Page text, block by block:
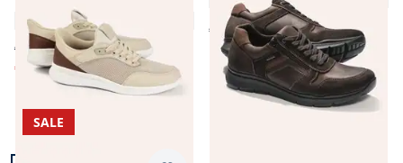
3,9 (15)
€ 99,99
€ 49,99 (-50%)
€ 99,99
Artikel 11 von 11.
SALE